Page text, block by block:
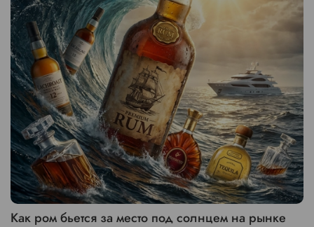
Как ром бьется за место под солнцем на рынке